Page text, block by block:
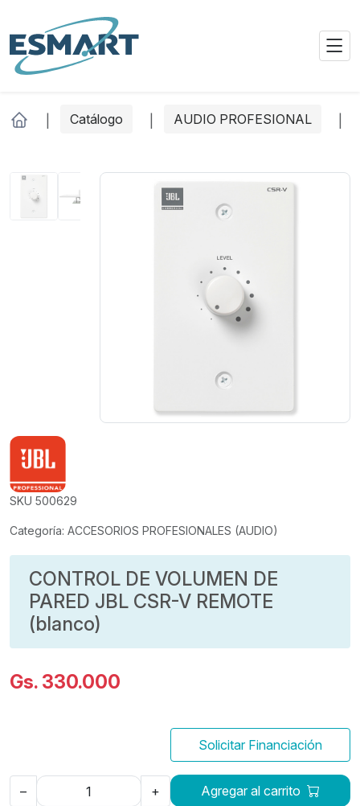
Catálogo AUDIO PROFESIONAL
SKU 500629
Categoría: ACCESORIOS PROFESIONALES (AUDIO)
CONTROL DE VOLUMEN DE
PARED JBL CSR-V REMOTE
(blanco)
Gs. 330.000
– +
Solicitar Financiación
Agregar al carrito